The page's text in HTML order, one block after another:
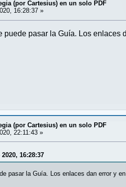
(por Cartesius) en un solo PDF
16:28:37 »
pasar la Guía. Los enlaces
(por Cartesius) en un solo PDF
22:11:43 »
16:28:37
pasar la Guía. Los enlaces dan error y